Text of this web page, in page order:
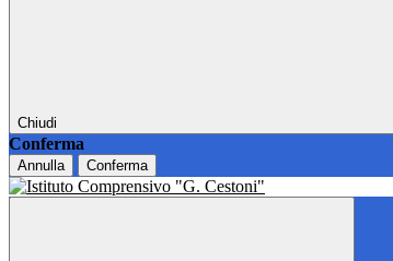
Chiudi
Conferma
Annulla Conferma